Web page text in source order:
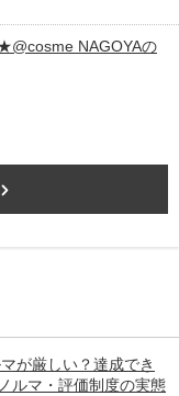
NAGOYAの
が厳しい？達成でき
ルマ・評価制度の実態